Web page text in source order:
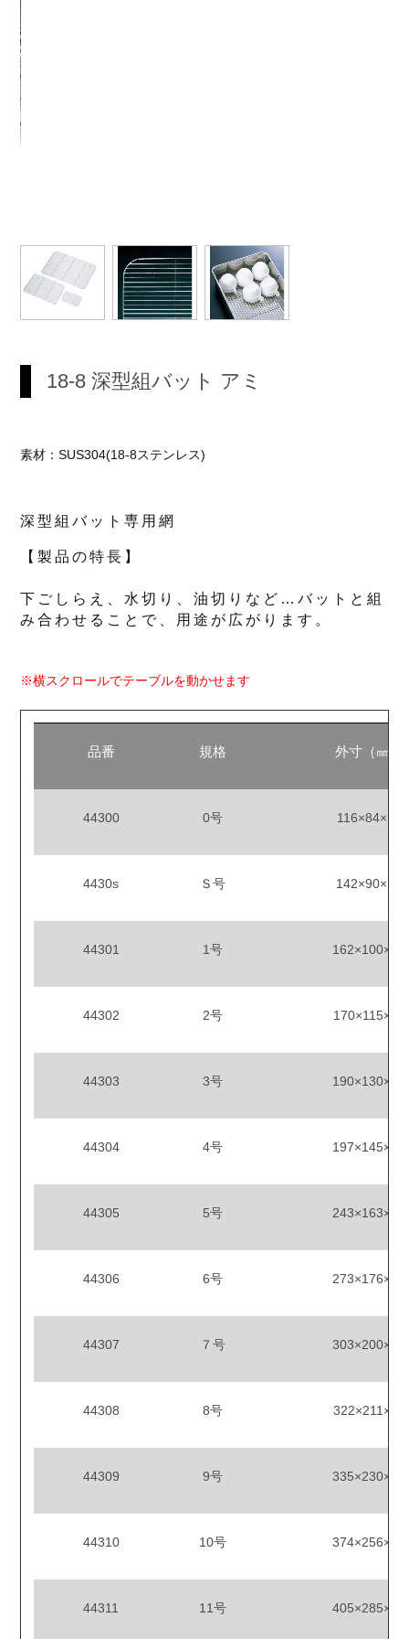
18-8 深型組バット アミ
素材：SUS304(18-8ステンレス)
深型組バット専用網
【製品の特長】
下ごしらえ、水切り、油切りなど…バットと組
み合わせることで、用途が広がります。
※横スクロールでテーブルを動かせます
品番 規格 外寸（㎜）
44300 0号 116×84×12
4430s Ｓ号 142×90×12
44301 1号 162×100×12
44302 2号 170×115×12
44303 3号 190×130×12
44304 4号 197×145×12
44305 5号 243×163×12
44306 6号 273×176×12
44307 ７号 303×200×12
44308 8号 322×211×12
44309 9号 335×230×12
44310 10号 374×256×12
44311 11号 405×285×12